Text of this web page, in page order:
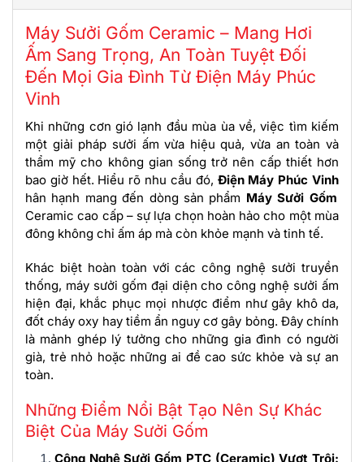
Máy Sưởi Gốm Ceramic – Mang Hơi
Ấm Sang Trọng, An Toàn Tuyệt Đối
Đến Mọi Gia Đình Từ Điện Máy Phúc
Vinh
Khi những cơn gió lạnh đầu mùa ùa về, việc tìm kiếm
một giải pháp sưởi ấm vừa hiệu quả, vừa an toàn và
thẩm mỹ cho không gian sống trở nên cấp thiết hơn
bao giờ hết. Hiểu rõ nhu cầu đó, Điện Máy Phúc Vinh
hân hạnh mang đến dòng sản phẩm Máy Sưởi Gốm
Ceramic cao cấp – sự lựa chọn hoàn hảo cho một mùa
đông không chỉ ấm áp mà còn khỏe mạnh và tinh tế.
Khác biệt hoàn toàn với các công nghệ sưởi truyền
thống, máy sưởi gốm đại diện cho công nghệ sưởi ấm
hiện đại, khắc phục mọi nhược điểm như gây khô da,
đốt cháy oxy hay tiềm ẩn nguy cơ gây bỏng. Đây chính
là mảnh ghép lý tưởng cho những gia đình có người
già, trẻ nhỏ hoặc những ai đề cao sức khỏe và sự an
toàn.
Những Điểm Nổi Bật Tạo Nên Sự Khác
Biệt Của Máy Sưởi Gốm
Công Nghệ Sưởi Gốm PTC (Ceramic) Vượt Trội: